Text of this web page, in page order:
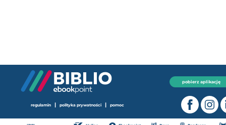
pobierz aplikację
regulamin | polityka prywatności | pomoc